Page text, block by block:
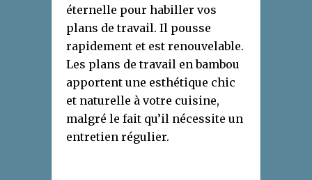
éternelle pour habiller vos
plans de travail. Il pousse
rapidement et est renouvelable.
Les plans de travail en bambou
apportent une esthétique chic
et naturelle à votre cuisine,
malgré le fait qu’il nécessite un
entretien régulier.